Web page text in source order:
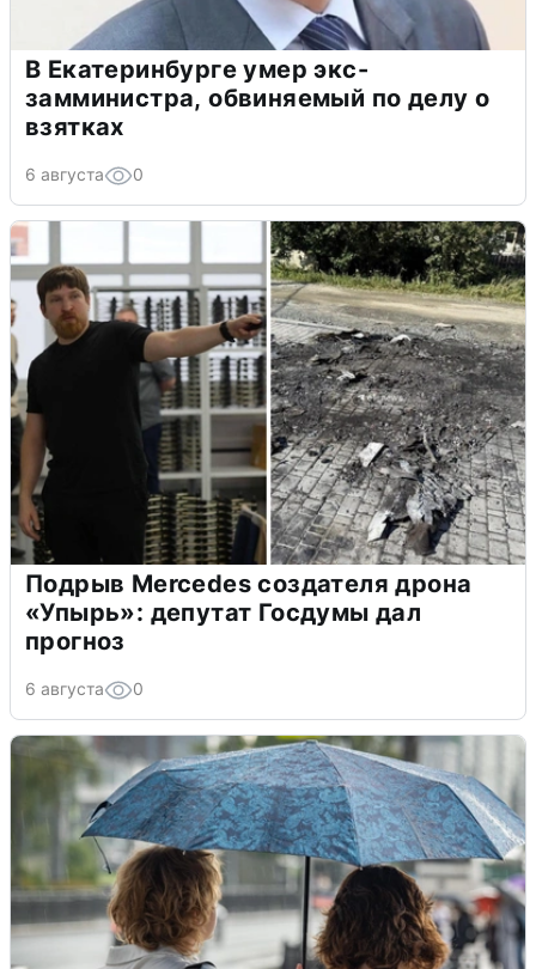
В Екатеринбурге умер экс-
замминистра, обвиняемый по делу о
взятках
6 августа 0
Подрыв Mercedes создателя дрона
«Упырь»: депутат Госдумы дал
прогноз
6 августа 0